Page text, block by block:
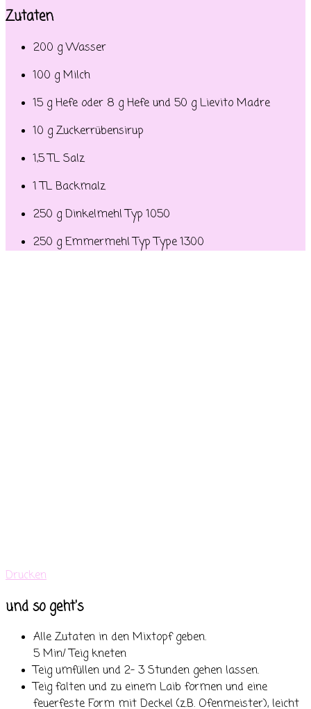
Zutaten
200 g Wasser
100 g Milch
15 g Hefe oder 8 g Hefe und 50 g Lievito Madre
10 g Zuckerrübensirup
1,5 TL Salz
1 TL Backmalz
250 g Dinkelmehl Typ 1050
250 g Emmermehl Typ Type 1300
Drucken
und so geht's
Alle Zutaten in den Mixtopf geben.
5 Min/ Teig kneten
Teig umfüllen und 2- 3 Stunden gehen lassen.
Teig falten und zu einem Laib formen und eine
feuerfeste Form mit Deckel (z.B. Ofenmeister), leicht